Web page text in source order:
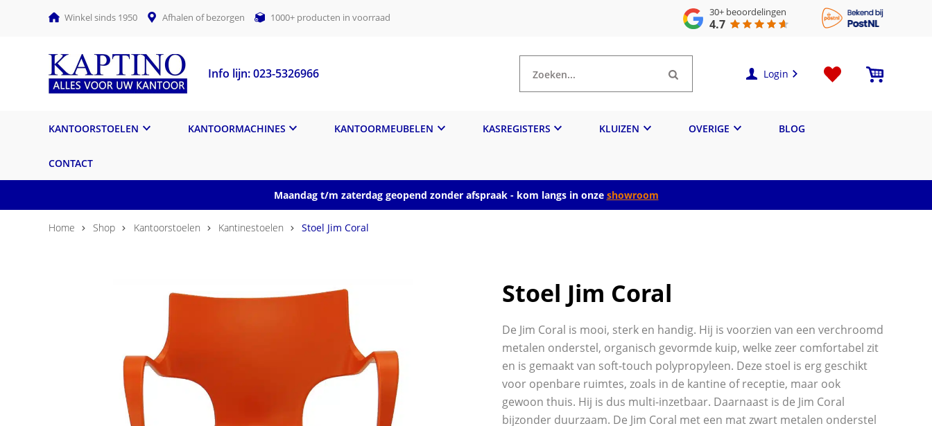
Winkel sinds 1950 Afhalen of bezorgen 1000+ producten in voorraad 30+ beoordelingen
4.7
Info lijn: 023-5326966 Zoeken... Login
KANTOORSTOELEN KANTOORMACHINES KANTOORMEUBELEN KASREGISTERS KLUIZEN OVERIGE BLOG
CONTACT
Maandag t/m zaterdag geopend zonder afspraak - kom langs in onze showroom
Home Shop Kantoorstoelen Kantinestoelen Stoel Jim Coral
Stoel Jim Coral
De Jim Coral is mooi, sterk en handig. Hij is voorzien van een verchroomd
metalen onderstel, organisch gevormde kuip, welke zeer comfortabel zit
en is gemaakt van soft-touch polypropyleen. Deze stoel is erg geschikt
voor openbare ruimtes, zoals in de kantine of receptie, maar ook
gewoon thuis. Hij is dus multi-inzetbaar. Daarnaast is de Jim Coral
bijzonder duurzaam. De Jim Coral met een mat zwart metalen onderstel